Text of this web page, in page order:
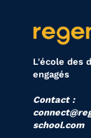
L'école des
engagés
Contact :
school.com